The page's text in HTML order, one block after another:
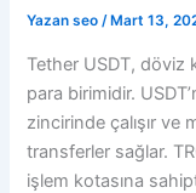
Yazan seo/ Mart 13,
Tether USDT, döviz
para birimidir.
zincirinde çalışır ve
transferler sağlar.
işlem kotasına